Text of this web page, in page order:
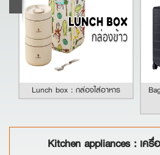
Lunch box : กล่องใส่อาหาร
Kitchen appliances : เครื่